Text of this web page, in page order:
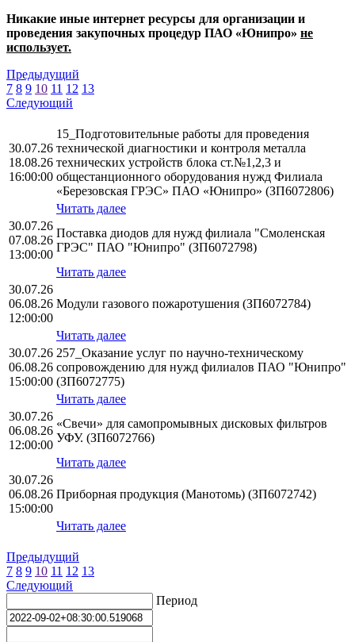
Никакие иные интернет ресурсы для организации и
проведения закупочных процедур ПАО «Юнипро» не
использует.
Предыдущий
7 8 9 10 11 12 13
Следующий
30.07.26
18.08.26
16:00:00
15_Подготовительные работы для проведения
технической диагностики и контроля металла
технических устройств блока ст.№1,2,3 и
общестанционного оборудования нужд Филиала
«Березовская ГРЭС» ПАО «Юнипро» (ЗП6072806)
Читать далее
30.07.26
07.08.26
13:00:00
Поставка диодов для нужд филиала "Смоленская
ГРЭС" ПАО "Юнипро" (ЗП6072798)
Читать далее
30.07.26
06.08.26
12:00:00
Модули газового пожаротушения (ЗП6072784)
Читать далее
30.07.26
06.08.26
15:00:00
257_Оказание услуг по научно-техническому
сопровождению для нужд филиалов ПАО "Юнипро"
(ЗП6072775)
Читать далее
30.07.26
06.08.26
12:00:00
«Свечи» для самопромывных дисковых фильтров
УФУ. (ЗП6072766)
Читать далее
30.07.26
06.08.26
15:00:00
Приборная продукция (Манотомь) (ЗП6072742)
Читать далее
Предыдущий
7 8 9 10 11 12 13
Следующий
Период